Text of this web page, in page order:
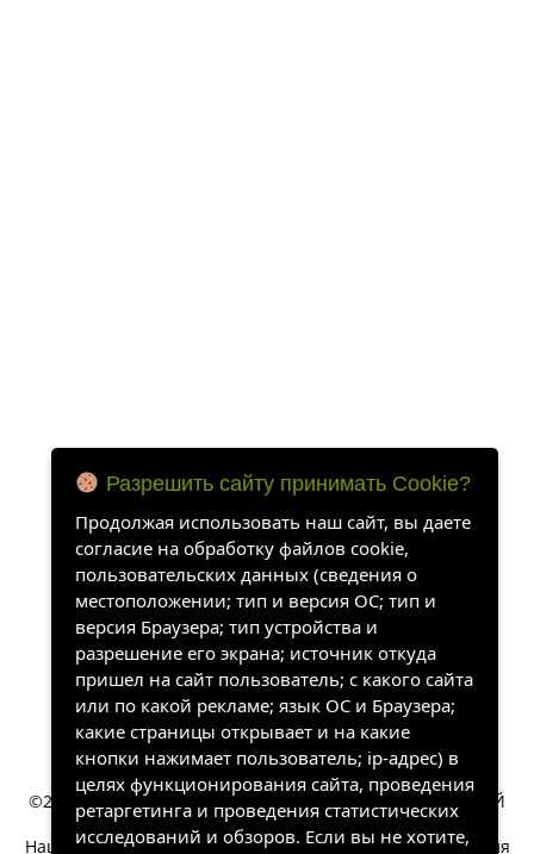
©2022-2026, «ХАНГАЛАССКИЙ УЛУСНЫЙ КРАЕВЕДЧЕСКИЙ
МУЗЕЙ». Все права защищены.
Наш сайт собирает информацию, которая необходима для
Разрешить сайту принимать Cookie?
Продолжая использовать наш сайт, вы даете
согласие на обработку файлов cookie,
пользовательских данных (сведения о
местоположении; тип и версия ОС; тип и
версия Браузера; тип устройства и
разрешение его экрана; источник откуда
пришел на сайт пользователь; с какого сайта
или по какой рекламе; язык ОС и Браузера;
какие страницы открывает и на какие
кнопки нажимает пользователь; ip-адрес) в
целях функционирования сайта, проведения
ретаргетинга и проведения статистических
исследований и обзоров. Если вы не хотите,